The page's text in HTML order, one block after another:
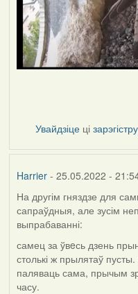
Увайдзіце ці
Harrier- 25.05.2022 -
На другім гняздзе для
сапраўдныя, але зусім
выпрабаванні:
самец за ўвeсь дзень
столькі ж прылятаў
паляваць сама, прычым
часу.